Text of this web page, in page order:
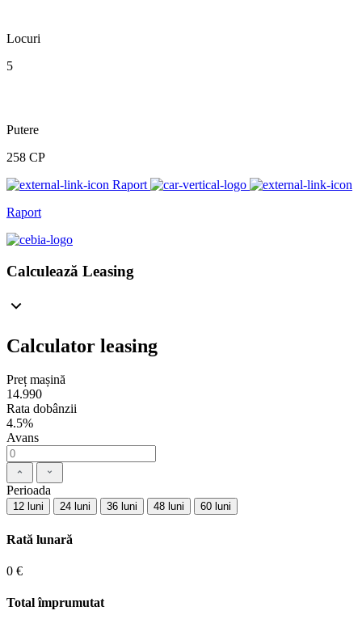
Locuri
5
Putere
258 CP
Raport
Raport
Calculează Leasing
Calculator leasing
Preț mașină
14.990
Rata dobânzii
4.5%
Avans
Perioada
12 luni 24 luni 36 luni 48 luni 60 luni
Rată lunară
0 €
Total împrumutat